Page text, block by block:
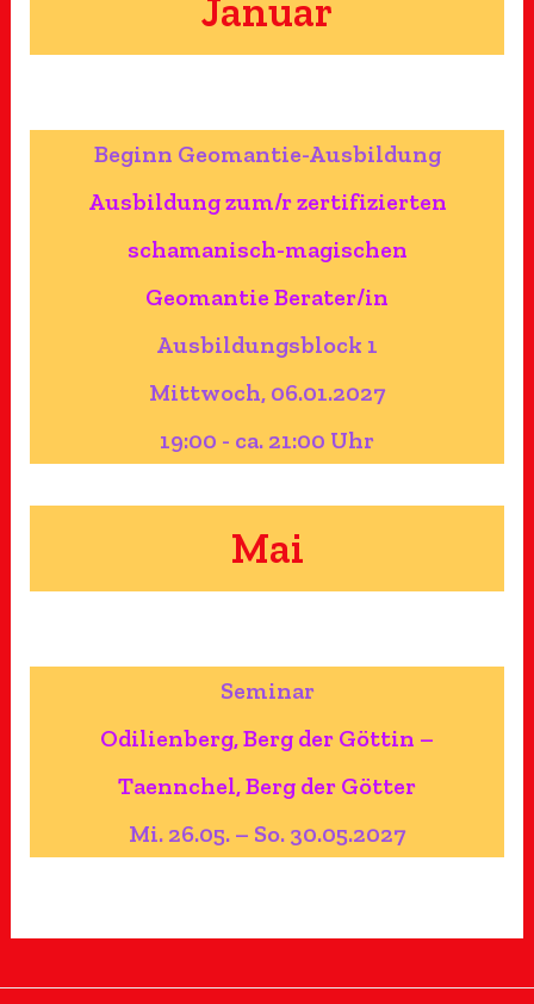
Januar
Beginn Geomantie-Ausbildung
Ausbildung zum/r zertifizierten
schamanisch-magischen
Geomantie Berater/in
Ausbildungsblock 1
Mittwoch, 06.01.2027
19:00 - ca. 21:00 Uhr
Mai
Seminar
Odilienberg, Berg der Göttin –
Taennchel, Berg der Götter
Mi. 26.05. – So. 30.05.2027